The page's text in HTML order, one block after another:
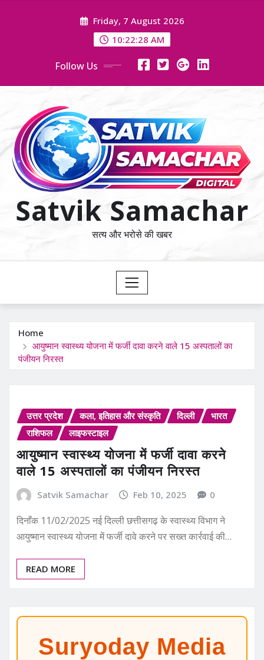
Friday, 7 August 2026
10:22:29 AM
Follow Us
Satvik Samachar
सत्य और भरोसे की खबर
Home
आयुष्मान स्वास्थ्य योजना में फर्जी दावा करने वाले 15 अस्पतालों का
पंजीयन निरस्त
उत्तर प्रदेश कला, इतिहास और संस्कृति दिल्ली
भारत
राशिफल
लाइफस्टाइल
आयुष्मान स्वास्थ्य योजना में फर्जी दावा करने
वाले 15 अस्पतालों का पंजीयन निरस्त
Satvik Samachar Feb 10, 2025 0
दिनाँक 11/02/2025 नई दिल्ली छत्तीसगढ़ के स्वास्थ्य विभाग ने
आयुष्मान स्वास्थ्य योजना में फर्जी दावे करने पर सख्त कार्रवाई की…
READ MORE
Suryoday Media